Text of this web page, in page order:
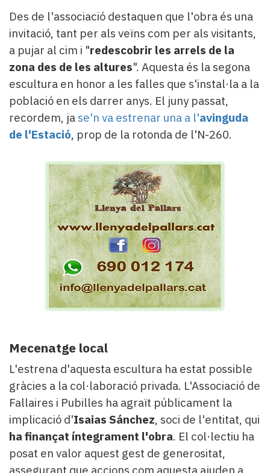
Des de l'associació destaquen que l'obra és una
invitació, tant per als veïns com per als visitants,
a pujar al cim i "redescobrir les arrels de la
zona des de les altures". Aquesta és la segona
escultura en honor a les falles que s'instal·la a la
població en els darrer anys. El juny passat,
recordem, ja se'n va estrenar una a l'avinguda
de l'Estació, prop de la rotonda de l'N-260.
Mecenatge local
L'estrena d'aquesta escultura ha estat possible
gràcies a la col·laboració privada. L'Associació de
Fallaires i Pubilles ha agraït públicament la
implicació d'Isaias Sánchez, soci de l'entitat, qui
ha finançat íntegrament l'obra. El col·lectiu ha
posat en valor aquest gest de generositat,
assegurant que accions com aquesta ajuden a